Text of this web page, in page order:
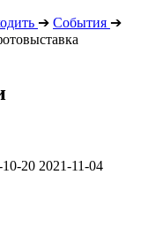
➔ События ➔
10-20 2021-11-04